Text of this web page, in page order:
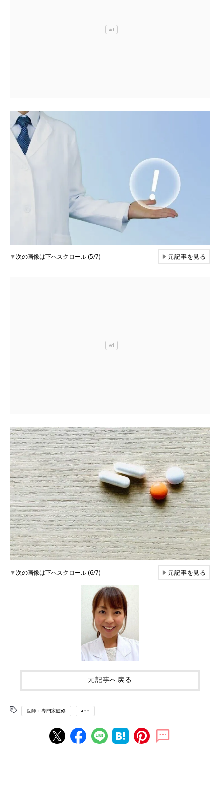
▼次の画像は下へスクロール (5/7) ▶元記事を見る
▼次の画像は下へスクロール (6/7) ▶元記事を見る
元記事へ戻る
医師・専門家監修 app